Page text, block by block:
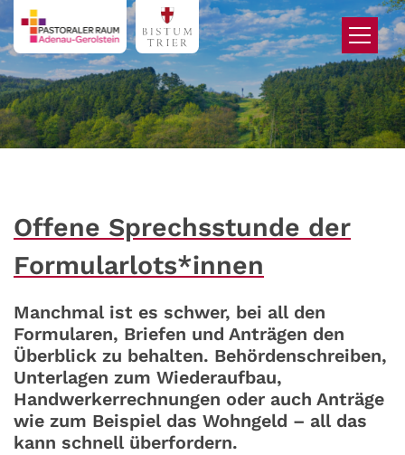
Zum Inhalt springen
Offene Sprechsstunde der
Formularlots*innen
Manchmal ist es schwer, bei all den
Formularen, Briefen und Anträgen den
Überblick zu behalten. Behördenschreiben,
Unterlagen zum Wiederaufbau,
Handwerkerrechnungen oder auch Anträge
wie zum Beispiel das Wohngeld – all das
kann schnell überfordern.